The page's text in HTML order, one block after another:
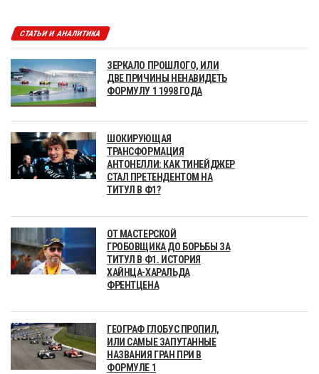
СТАТЬИ И АНАЛИТИКА
ЗЕРКАЛО ПРОШЛОГО, ИЛИ
ДВЕ ПРИЧИНЫ НЕНАВИДЕТЬ
ФОРМУЛУ 1 1998 ГОДА
ШОКИРУЮЩАЯ
ТРАНСФОРМАЦИЯ
АНТОНЕЛЛИ: КАК ТИНЕЙДЖЕР
СТАЛ ПРЕТЕНДЕНТОМ НА
ТИТУЛ В Ф1?
ОТ МАСТЕРСКОЙ
ГРОБОВЩИКА ДО БОРЬБЫ ЗА
ТИТУЛ В Ф1. ИСТОРИЯ
ХАЙНЦА-ХАРАЛЬДА
ФРЕНТЦЕНА
ГЕОГРАФ ГЛОБУС ПРОПИЛ,
ИЛИ САМЫЕ ЗАПУТАННЫЕ
НАЗВАНИЯ ГРАН ПРИ В
ФОРМУЛЕ 1